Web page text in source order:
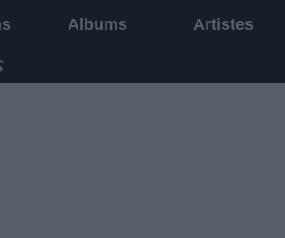
Albums Artistes